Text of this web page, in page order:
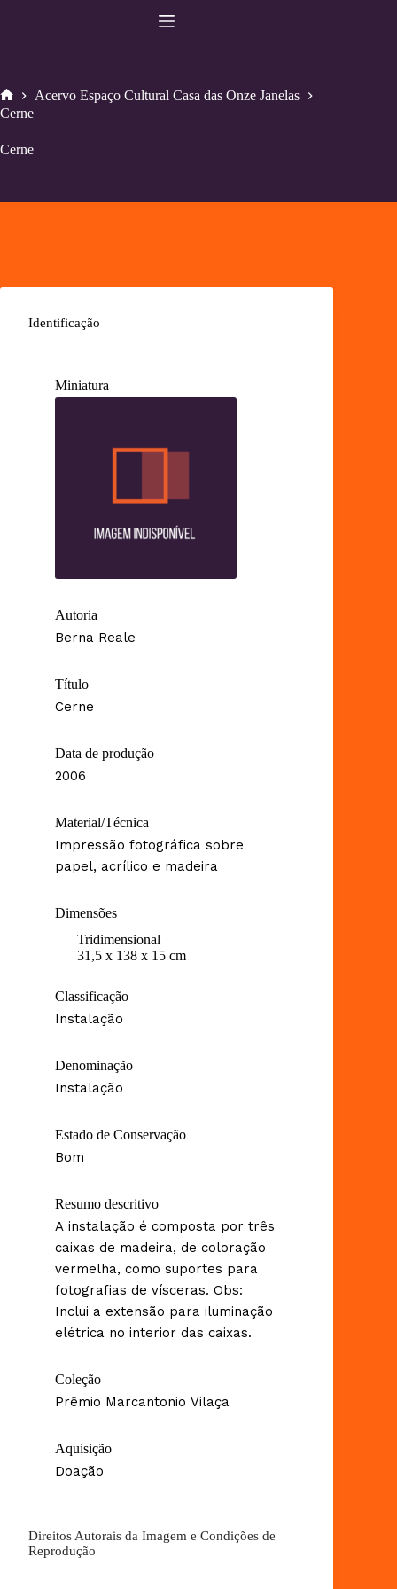
Home
Acervo Espaço Cultural Casa das Onze Janelas
Cerne
Cerne
Identificação
Miniatura
Autoria
Berna Reale
Título
Cerne
Data de produção
2006
Material/Técnica
Impressão fotográfica sobre
papel, acrílico e madeira
Dimensões
Tridimensional
31,5 x 138 x 15 cm
Classificação
Instalação
Denominação
Instalação
Estado de Conservação
Bom
Resumo descritivo
A instalação é composta por três
caixas de madeira, de coloração
vermelha, como suportes para
fotografias de vísceras. Obs:
Inclui a extensão para iluminação
elétrica no interior das caixas.
Coleção
Prêmio Marcantonio Vilaça
Aquisição
Doação
Direitos Autorais da Imagem e Condições de
Reprodução